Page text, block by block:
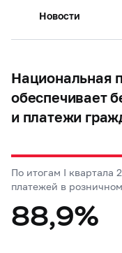
Новости
Национальная
обеспечивает
и платежи
По итогам I квартала
платежей в
88,9%